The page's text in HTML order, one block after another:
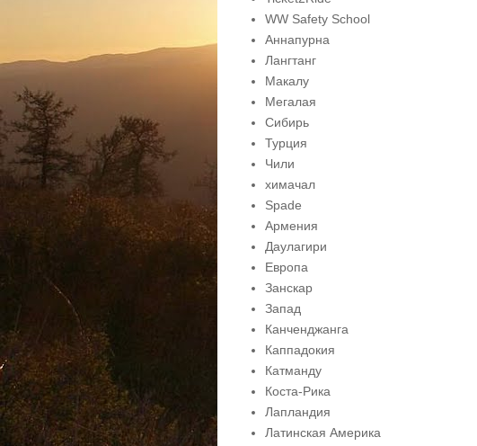
WW Safety School
Аннапурна
Лангтанг
Макалу
Мегалая
Сибирь
Турция
Чили
химачал
Spade
Армения
Даулагири
Европа
Занскар
Запад
Канченджанга
Каппадокия
Катманду
Коста-Рика
Лапландия
Латинская Америка